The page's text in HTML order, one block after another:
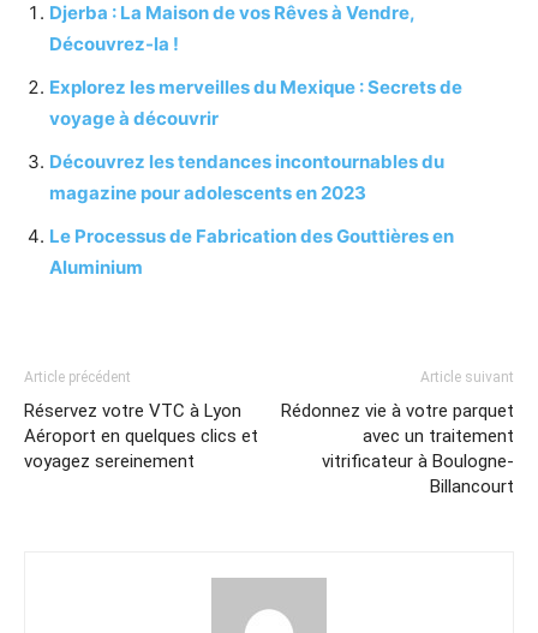
Djerba : La Maison de vos Rêves à Vendre,
Découvrez-la !
Explorez les merveilles du Mexique : Secrets de
voyage à découvrir
Découvrez les tendances incontournables du
magazine pour adolescents en 2023
Le Processus de Fabrication des Gouttières en
Aluminium
Article précédent
Réservez votre VTC à Lyon
Aéroport en quelques clics et
voyagez sereinement
Article suivant
Rédonnez vie à votre parquet
avec un traitement
vitrificateur à Boulogne-
Billancourt